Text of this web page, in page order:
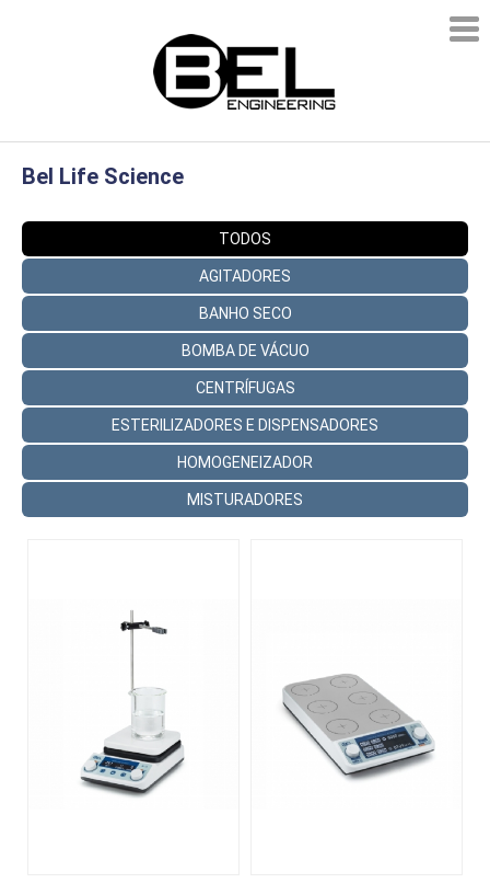
Bel Life Science
TODOS
AGITADORES
BANHO SECO
BOMBA DE VÁCUO
CENTRÍFUGAS
ESTERILIZADORES E DISPENSADORES
HOMOGENEIZADOR
MISTURADORES